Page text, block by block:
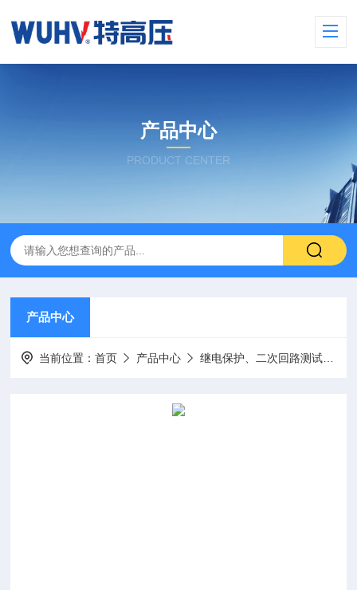
产品中心
PRODUCT CENTER
产品中心
当前位置：首页 产品中心 继电保护、二次回路测试仪器